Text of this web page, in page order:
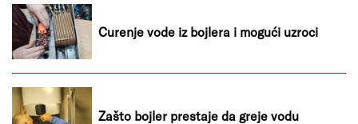
Curenje vode iz bojlera i mogući uzroci
Zašto bojler prestaje da greje vodu